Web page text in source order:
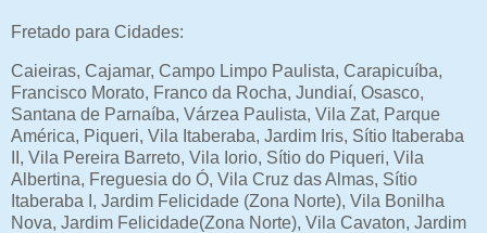
Fretado para Cidades:
Caieiras, Cajamar, Campo Limpo Paulista, Carapicuíba,
Francisco Morato, Franco da Rocha, Jundiaí, Osasco,
Santana de Parnaíba, Várzea Paulista, Vila Zat, Parque
América, Piqueri, Vila Itaberaba, Jardim Iris, Sítio Itaberaba
II, Vila Pereira Barreto, Vila Iorio, Sítio do Piqueri, Vila
Albertina, Freguesia do Ó, Vila Cruz das Almas, Sítio
Itaberaba I, Jardim Felicidade (Zona Norte), Vila Bonilha
Nova, Jardim Felicidade(Zona Norte), Vila Cavaton, Jardim